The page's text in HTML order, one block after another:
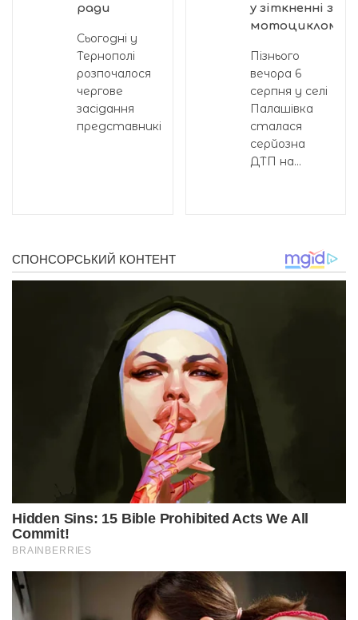
ради
Сьогодні у
Тернополі
розпочалося
чергове
засідання
представників...
у зіткненні з
мотоциклом
Пізнього
вечора 6
серпня у селі
Палашівка
сталася
серйозна
ДТП на...